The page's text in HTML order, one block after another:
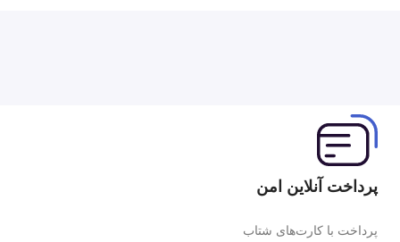
پرداخت آنلاین امن
پرداخت با کارت‌های شتاب